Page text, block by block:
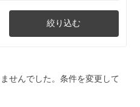
絞り込む
せんでした。条件を変更して